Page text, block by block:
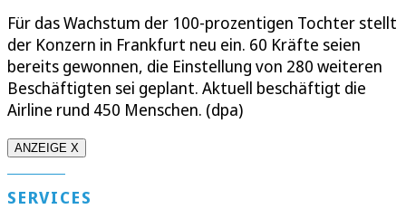
Für das Wachstum der 100-prozentigen Tochter stellt
der Konzern in Frankfurt neu ein. 60 Kräfte seien
bereits gewonnen, die Einstellung von 280 weiteren
Beschäftigten sei geplant. Aktuell beschäftigt die
Airline rund 450 Menschen. (dpa)
ANZEIGE X
SERVICES